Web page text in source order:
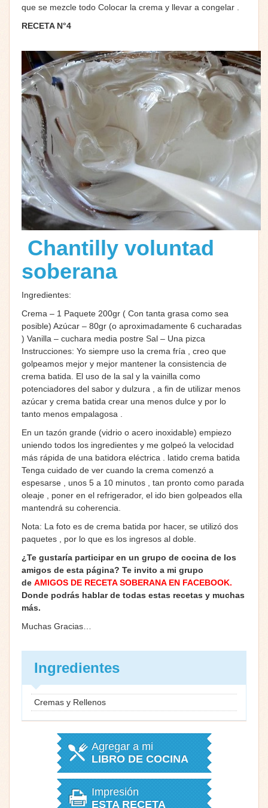
que se mezcle todo Colocar la crema y llevar a congelar .
RECETA N°4
Chantilly voluntad
soberana
Ingredientes:
Crema – 1 Paquete 200gr ( Con tanta grasa como sea
posible) Azúcar – 80gr (o aproximadamente 6 cucharadas
) Vanilla – cuchara media postre Sal – Una pizca
Instrucciones: Yo siempre uso la crema fría , creo que
golpeamos mejor y mejor mantener la consistencia de
crema batida. El uso de la sal y la vainilla como
potenciadores del sabor y dulzura , a fin de utilizar menos
azúcar y crema batida crear una menos dulce y por lo
tanto menos empalagosa .
En un tazón grande (vidrio o acero inoxidable) empiezo
uniendo todos los ingredientes y me golpeó la velocidad
más rápida de una batidora eléctrica . latido crema batida
Tenga cuidado de ver cuando la crema comenzó a
espesarse , unos 5 a 10 minutos , tan pronto como parada
oleaje , poner en el refrigerador, el ido bien golpeados ella
mantendrá su coherencia.
Nota: La foto es de crema batida por hacer, se utilizó dos
paquetes , por lo que es los ingresos al doble.
¿Te gustaría participar en un grupo de cocina de los
amigos de esta página? Te invito a mi grupo
de AMIGOS DE RECETA SOBERANA EN FACEBOOK.
Donde podrás hablar de todas estas recetas y muchas
más.
Muchas Gracias…
Ingredientes
Cremas y Rellenos
Agregar a mi
LIBRO DE COCINA
Impresión
ESTA RECETA